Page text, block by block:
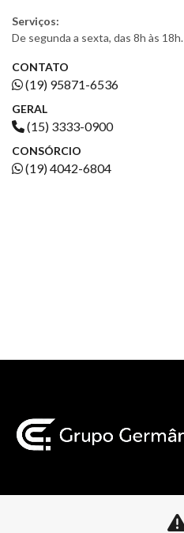
Serviços:
De segunda a sexta, das 8h às 18h.
CONTATO
(19) 95871-6536
GERAL
(15) 3333-0900
CONSÓRCIO
(19) 4042-6804